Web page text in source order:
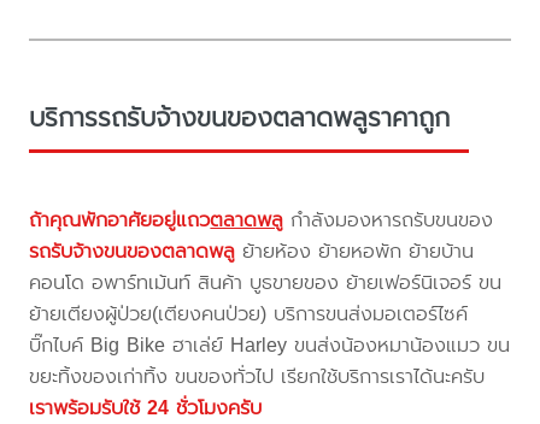
บริการรถรับจ้างขนของตลาดพลูราคาถูก
ถ้าคุณพักอาศัยอยู่แถวตลาดพลู กำลังมองหารถรับขนของ
รถรับจ้างขนของตลาดพลู ย้ายห้อง ย้ายหอพัก ย้ายบ้าน
คอนโด อพาร์ทเม้นท์ สินค้า บูธขายของ ย้ายเฟอร์นิเจอร์ ขน
ย้ายเตียงผู้ป่วย(เตียงคนป่วย) บริการขนส่งมอเตอร์ไซค์
บิ๊กไบค์ Big Bike ฮาเล่ย์ Harley ขนส่งน้องหมาน้องแมว ขน
ขยะทิ้งของเก่าทิ้ง ขนของทั่วไป เรียกใช้บริการเราได้นะครับ
เราพร้อมรับใช้ 24 ชั่วโมงครับ